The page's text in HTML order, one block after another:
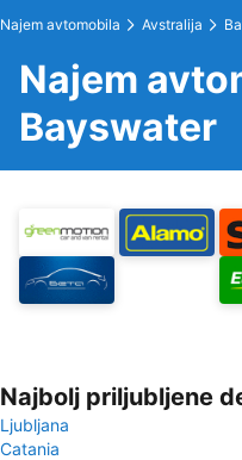
Najem avtomobila Avstralija
Najem
Bayswater
Najbolj priljubljene
Ljubljana
Catania